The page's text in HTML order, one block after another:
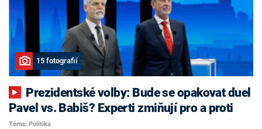
15 fotografií
Pavel vs. Babiš? Experti zmiňují pro a proti
Téma: Politika